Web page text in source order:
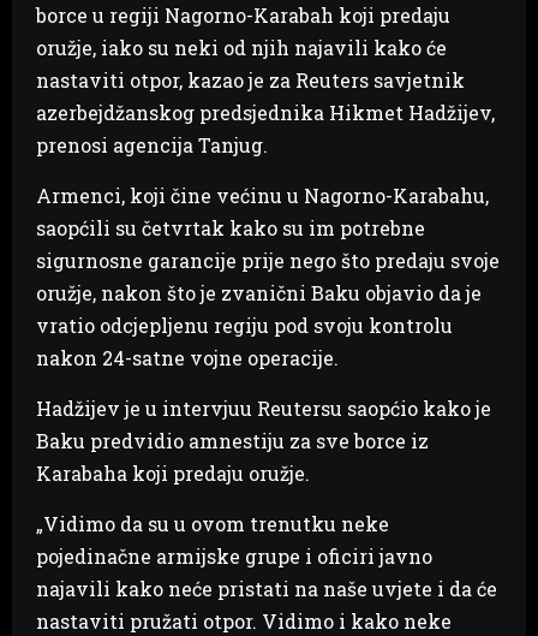
borce u regiji Nagorno-Karabah koji predaju
oružje, iako su neki od njih najavili kako će
nastaviti otpor, kazao je za Reuters savjetnik
azerbejdžanskog predsjednika Hikmet Hadžijev,
prenosi agencija Tanjug.
Armenci, koji čine većinu u Nagorno-Karabahu,
saopćili su četvrtak kako su im potrebne
sigurnosne garancije prije nego što predaju svoje
oružje, nakon što je zvanični Baku objavio da je
vratio odcjepljenu regiju pod svoju kontrolu
nakon 24-satne vojne operacije.
Hadžijev je u intervjuu Reutersu saopćio kako je
Baku predvidio amnestiju za sve borce iz
Karabaha koji predaju oružje.
„Vidimo da su u ovom trenutku neke
pojedinačne armijske grupe i oficiri javno
najavili kako neće pristati na naše uvjete i da će
nastaviti pružati otpor. Vidimo i kako neke